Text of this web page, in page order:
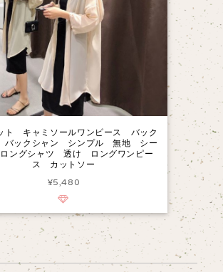
ト キャミソールワンピース バック
バックシャン シンプル 無地 シー
ロングシャツ 透け ロングワンピー
ス カットソー
¥5,480